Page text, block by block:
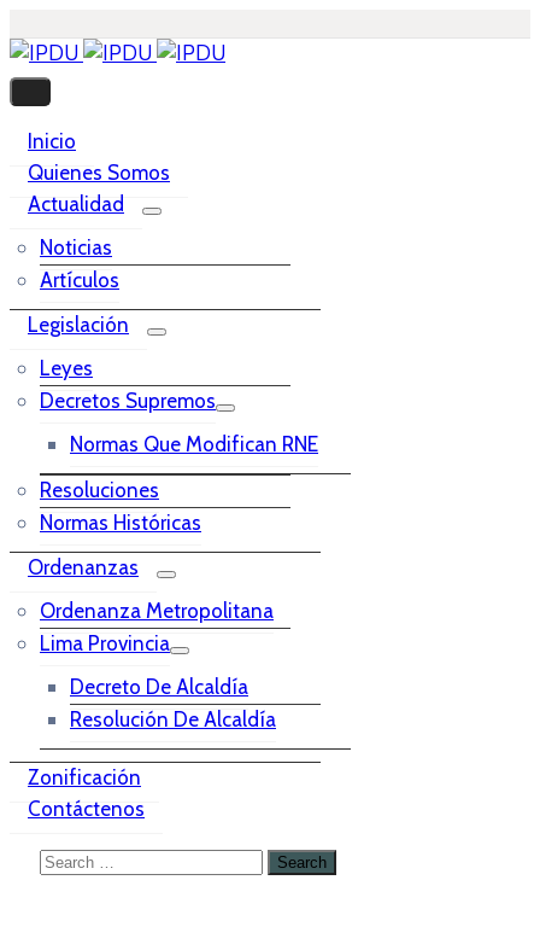
Inicio
Quienes Somos
Actualidad
Noticias
Artículos
Legislación
Leyes
Decretos Supremos
Normas Que Modifican RNE
Resoluciones
Normas Históricas
Ordenanzas
Ordenanza Metropolitana
Lima Provincia
Decreto De Alcaldía
Resolución De Alcaldía
Zonificación
Contáctenos